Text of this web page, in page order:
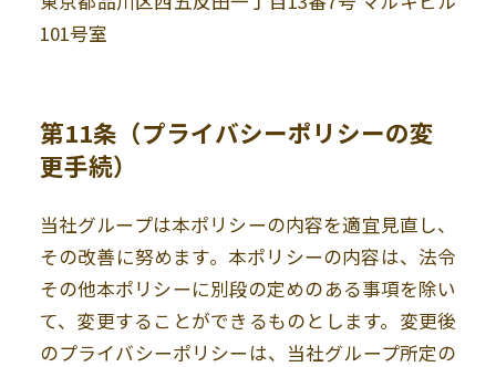
101号室
第11条（プライバシーポリシーの変
更手続）
当社グループは本ポリシーの内容を適宜見直し、
その改善に努めます。本ポリシーの内容は、法令
その他本ポリシーに別段の定めのある事項を除い
て、変更することができるものとします。変更後
のプライバシーポリシーは、当社グループ所定の